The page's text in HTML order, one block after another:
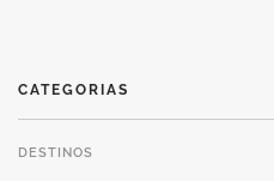
CATEGORIAS
DESTINOS